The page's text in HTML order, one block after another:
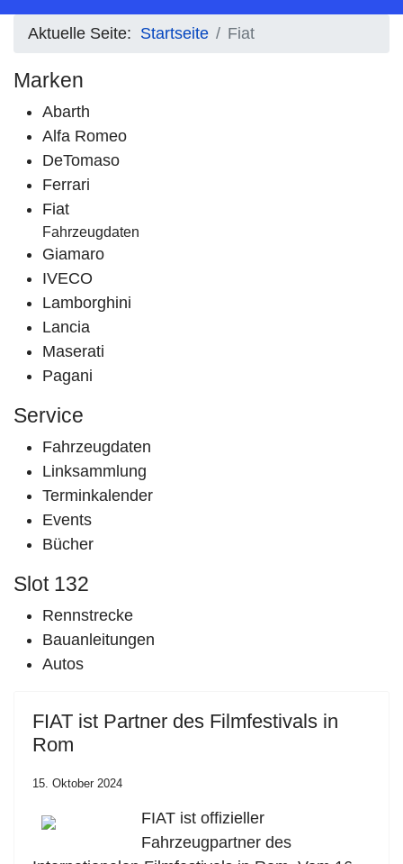
Aktuelle Seite: Startseite Fiat
Marken
Abarth
Alfa Romeo
DeTomaso
Ferrari
Fiat
Fahrzeugdaten
Giamaro
IVECO
Lamborghini
Lancia
Maserati
Pagani
Service
Fahrzeugdaten
Linksammlung
Terminkalender
Events
Bücher
Slot 132
Rennstrecke
Bauanleitungen
Autos
FIAT ist Partner des Filmfestivals in
Rom
15. Oktober 2024
FIAT ist offizieller
Fahrzeugpartner des